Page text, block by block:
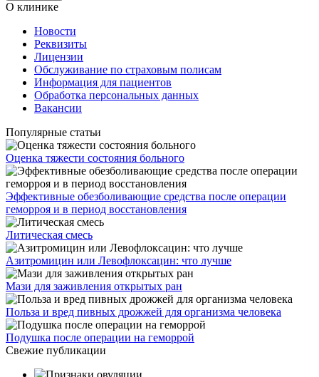
О клинике
Новости
Реквизиты
Лицензии
Обслуживание по страховым полисам
Информация для пациентов
Обработка персональных данных
Вакансии
Популярные статьи
Оценка тяжести состояния больного
Эффективные обезболивающие средства после операции
геморроя и в период восстановления
Литическая смесь
Азитромицин или Левофлоксацин: что лучше
Мази для заживления открытых ран
Польза и вред пивных дрожжей для организма человека
Подушка после операции на геморрой
Свежие публикации